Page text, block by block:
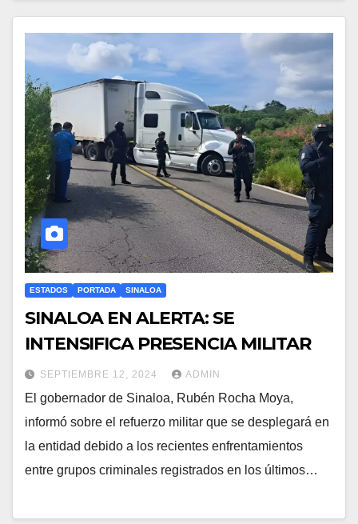
ESTADOS PORTADA SINALOA
SINALOA EN ALERTA: SE
INTENSIFICA PRESENCIA MILITAR
SEPTIEMBRE 12, 2024 ADMIN
El gobernador de Sinaloa, Rubén Rocha Moya,
informó sobre el refuerzo militar que se desplegará en
la entidad debido a los recientes enfrentamientos
entre grupos criminales registrados en los últimos…